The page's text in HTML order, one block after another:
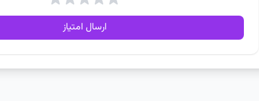
ارسال امتیاز